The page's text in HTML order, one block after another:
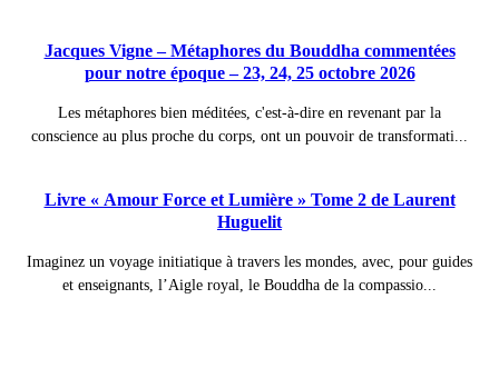
Jacques Vigne – Métaphores du Bouddha commentées
pour notre époque – 23, 24, 25 octobre 2026
Les métaphores bien méditées, c'est-à-dire en revenant par la
conscience au plus proche du corps, ont un pouvoir de transformati...
Livre « Amour Force et Lumière » Tome 2 de Laurent
Huguelit
Imaginez un voyage initiatique à travers les mondes, avec, pour guides
et enseignants, l’Aigle royal, le Bouddha de la compassio...